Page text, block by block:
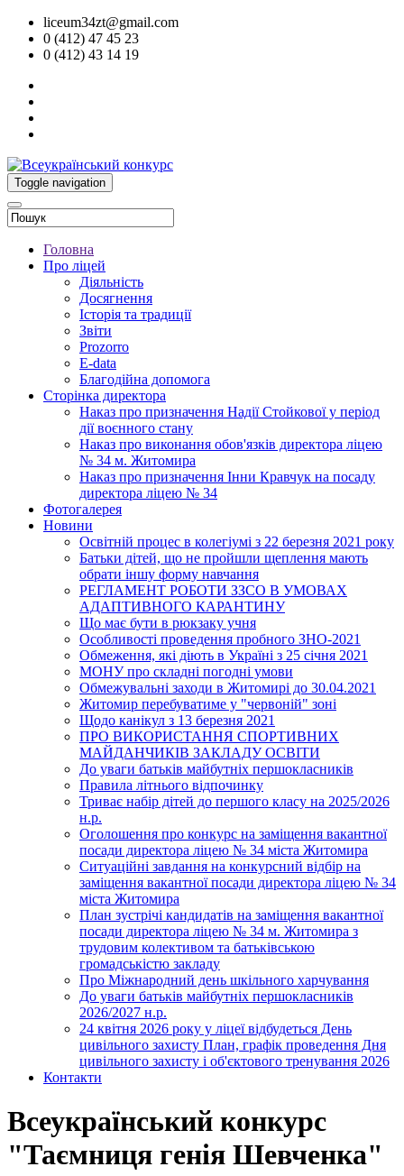
liceum34zt@gmail.com
0 (412) 47 45 23
0 (412) 43 14 19
Toggle navigation
Головна
Про ліцей
Діяльність
Досягнення
Історія та традиції
Звіти
Prozorro
E-data
Благодійна допомога
Сторінка директора
Наказ про призначення Надії Стойкової у період
дії воєнного стану
Наказ про виконання обов'язків директора ліцею
№ 34 м. Житомира
Наказ про призначення Інни Кравчук на посаду
директора ліцею № 34
Фотогалерея
Новини
Освітній процес в колегіумі з 22 березня 2021 року
Батьки дітей, що не пройшли щеплення мають
обрати іншу форму навчання
РЕГЛАМЕНТ РОБОТИ ЗЗСО В УМОВАХ
АДАПТИВНОГО КАРАНТИНУ
Що має бути в рюкзаку учня
Особливості проведення пробного ЗНО-2021
Обмеження, які діють в Україні з 25 січня 2021
МОНУ про складні погодні умови
Обмежувальні заходи в Житомирі до 30.04.2021
Житомир перебуватиме у "червоній" зоні
Щодо канікул з 13 березня 2021
ПРО ВИКОРИСТАННЯ СПОРТИВНИХ
МАЙДАНЧИКІВ ЗАКЛАДУ ОСВІТИ
До уваги батьків майбутніх першокласників
Правила літнього відпочинку
Триває набір дітей до першого класу на 2025/2026
н.р.
Оголошення про конкурс на заміщення вакантної
посади директора ліцею № 34 міста Житомира
Ситуаційні завдання на конкурсний відбір на
заміщення вакантної посади директора ліцею № 34
міста Житомира
План зустрічі кандидатів на заміщення вакантної
посади директора ліцею № 34 м. Житомира з
трудовим колективом та батьківською
громадськістю закладу
Про Міжнародний день шкільного харчування
До уваги батьків майбутніх першокласників
2026/2027 н.р.
24 квітня 2026 року у ліцеї відбудеться День
цивільного захисту План, графік проведення Дня
цивільного захисту і об'єктового тренування 2026
Контакти
Всеукраїнський конкурс
"Таємниця генія Шевченка"